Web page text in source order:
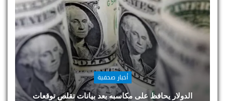
أخبار صحفية
الدولار يحافظ على مكاسبه بعد بيانات تقلص توقعات